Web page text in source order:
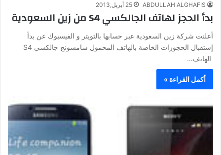
ABDULLAH ALGHAFIS 25 أبريل,2013
بدأ الحجز لهاتف الجالكسي S4 من زين السعودية‎
أعلنت شركة زين السعودية عبر حسابها بالتويتر و الفيسبوك عن بدأ
إستقبال الحجوزات الخاصة بالهاتف المحمول سامسونج جالكسي S4
الهاتف…
أكمل القراءة »